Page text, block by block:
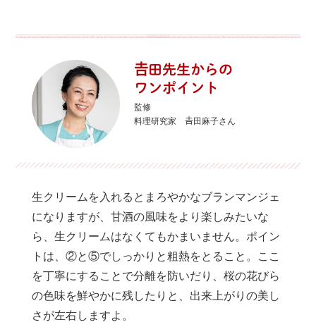
𠮷田先生からの
ワンポイント
監修
料理研究家 𠮷田麻子さん
生クリームを入れるとまろやかなブランマンジェ
になりますが、甘酒の風味をより楽しみたいな
ら、生クリームはなくてもかまいません。ポイン
トは、②と⑤でしっかりと粗熱をとること。ここ
を丁寧にすることで分離を防いだり、桜の花びら
の色味を鮮やかに残したりと、出来上がりの美し
さが左右しますよ。